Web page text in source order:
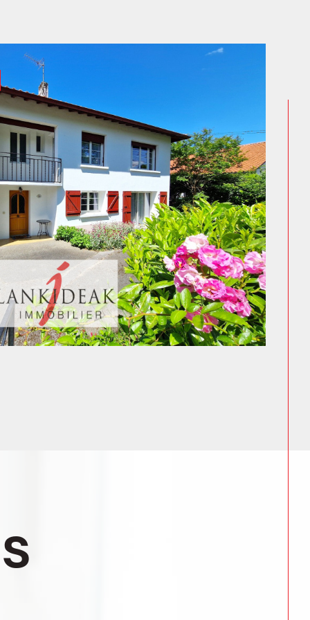
de bien. En tant que gestionnaire de
pour :
immobilières
20 si vous désirez plus de renseignements
au Pays-Basque.
à Ustaritz
notreagence immobilière à Ustaritz
sur mesure. Notre adresse est au
à Cambo-les-
attendons au 18 RUE JATS